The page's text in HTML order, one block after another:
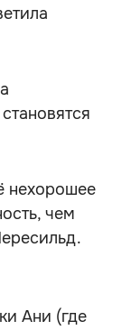
нехорошее
чем
Ани (где